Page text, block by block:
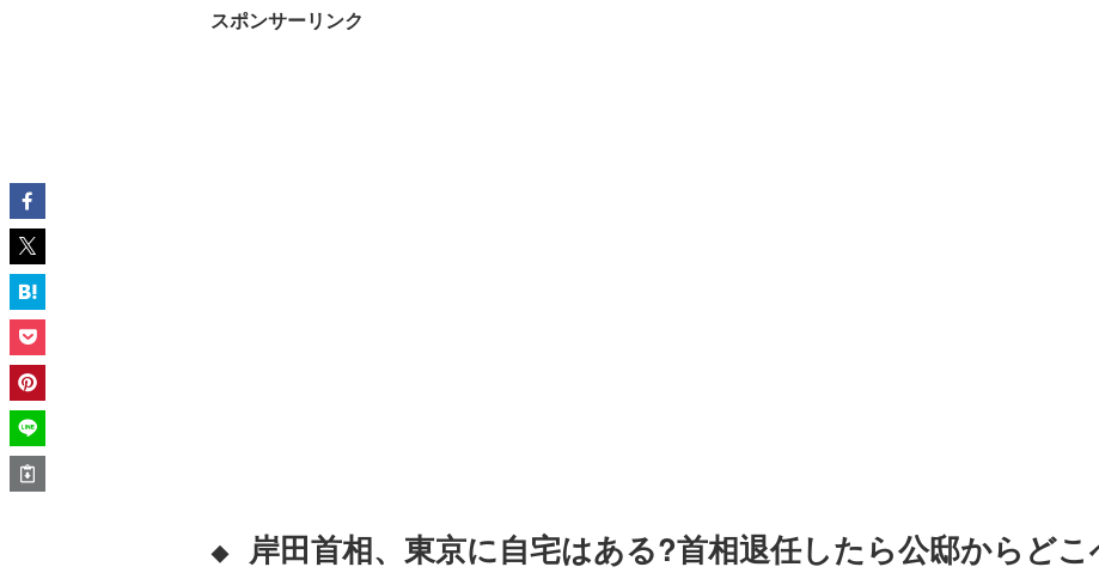
スポンサーリンク
◆ 岸田首相、東京に自宅はある?首相退任したら公邸からど